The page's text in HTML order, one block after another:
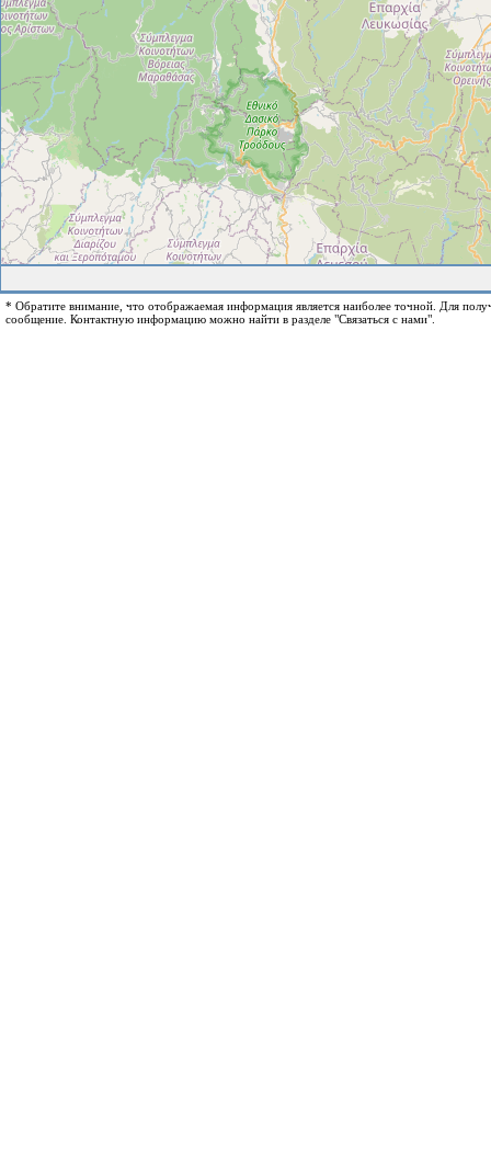
* Обратите внимание, что отображаемая информация является наиболее точной. Для
сообщение. Контактную информацию можно найти в разделе "Связаться с нами".